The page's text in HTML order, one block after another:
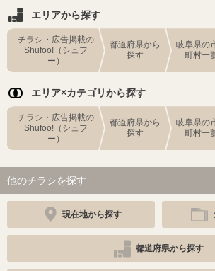
エリアから探す
チラシ・広告掲載の
Shufoo!（シュフ
ー）
都道府県から
探す
岐阜県の
町村一
エリア×カテゴリから探す
チラシ・広告掲載の
Shufoo!（シュフ
ー）
都道府県から
探す
岐阜県の
町村一
他のチラシを探す
現在地から探す
都道府県から探す